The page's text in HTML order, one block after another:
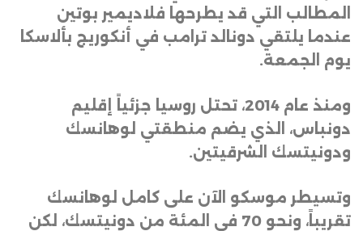
المطالب التي قد يطرحها فلاديمير بوتين
عندما يلتقي دونالد ترامب في أنكوريج بألاسكا
يوم الجمعة.
ومنذ عام 2014، تحتل روسيا جزئياً إقليم
دونباس، الذي يضم منطقتي لوهانسك
ودونيتسك الشرقيتين.
وتسيطر موسكو الآن على كامل لوهانسك
تقريباً، ونحو 70 في المئة من دونيتسك، لكن